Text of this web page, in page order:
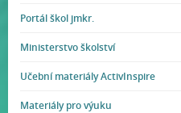
Portál škol jmkr.
Ministerstvo školství
Učební materiály ActivInspire
Materiály pro výuku